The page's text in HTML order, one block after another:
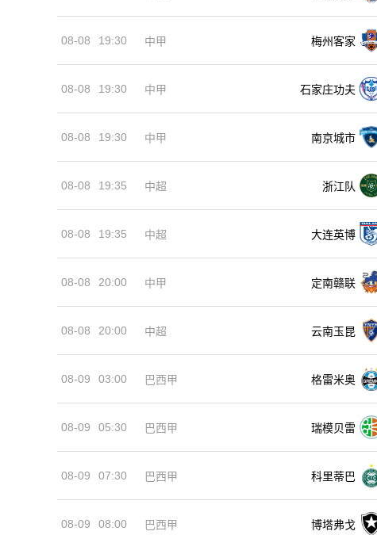
08-08 19:30 中甲 梅州客家
08-08 19:30 中甲 石家庄功夫
08-08 19:30 中甲 南京城市
08-08 19:35 中超 浙江队
08-08 19:35 中超 大连英博
08-08 20:00 中甲 定南赣联
08-08 20:00 中超 云南玉昆
08-09 03:00 巴西甲 格雷米奥
08-09 05:30 巴西甲 瑞模贝雷
08-09 07:30 巴西甲 科里蒂巴
08-09 08:00 巴西甲 博塔弗戈